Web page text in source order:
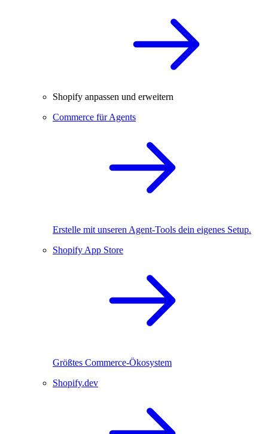
Shopify anpassen und erweitern
Commerce für Agents
Erstelle mit unseren Agent-Tools dein eigenes Setup.
Shopify App Store
Größtes Commerce-Ökosystem
Shopify.dev